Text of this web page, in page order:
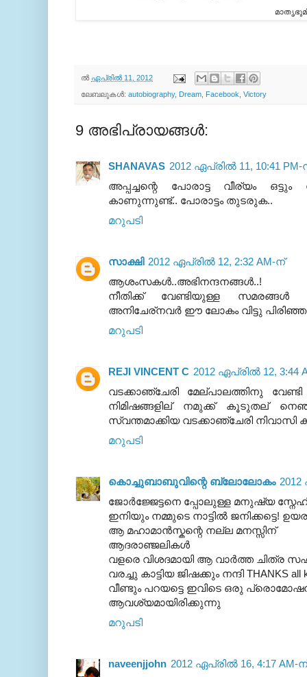
ല്‍ ഏപ്രിൽ 11, 2012
ലേബലുകള്‍: autobiography, Dream, Facebook, Victory
9 അഭിപ്രായങ്ങൾ:
SHANAVAS 2012 ഏപ്രിൽ 11, 10:41
അപ്പച്ചന്റെ പോരാട്ട വീര്യം
കാണുന്നുണ്ട്.. പോരാട്ടം തുടരുക..
മറുപടി
സാക്ഷി 2012 ഏപ്രിൽ 12, 2:32 AM-ന്
ആശംസകള്‍..അഭിനന്ദനങ്ങള്‍..!
നീതിക്ക് വേണ്ടിയുള്ള സമരങ്ങള്‍
അനിചേര്നവര്‍ ഈ ലോകം വിട്ടു
മറുപടി
REJI VINCENT C 2012 ഏപ്രിൽ 12, 3:44
വടക്കാഞ്ചേരി മേല്പാലത്തിനു
നിമിഷങ്ങളില് നമുക്ക് കൂടുതല്
സ്വന്തമാക്കിയ വടക്കാഞ്ചേരി
മറുപടി
കൊച്ചുബാബുവിന്റെ ബ്ലോലോകം
ജോര്‍ജ്ജേട്ടനെ പ്പോലുള്ള മനുഷ്യ
ഇനിയും നമ്മുടെ നാട്ടില്‍ ജനിക്കട്ടെ!
ആ മഹാമാന്‍സ്കന്റെ നല്ല മനസ്സിന്
ആദരാഞ്ജലികള്‍
വളരെ വിശദമായി ആ വാര്‍ത്ത ചിത്ര
വരച്ചു കാട്ടിയ ജിഷക്കും നന്ദി THANKS all
വീണ്ടും പറയട്ടെ ഇവിടെ ഒരു
ആവശ്യമായിരിക്കുന്നു
മറുപടി
naveenjjohn 2012 ഏപ്രിൽ 16, 4:17 AM-ന്